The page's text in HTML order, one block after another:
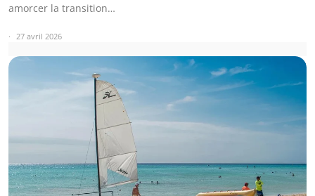
amorcer la transition…
27 avril 2026